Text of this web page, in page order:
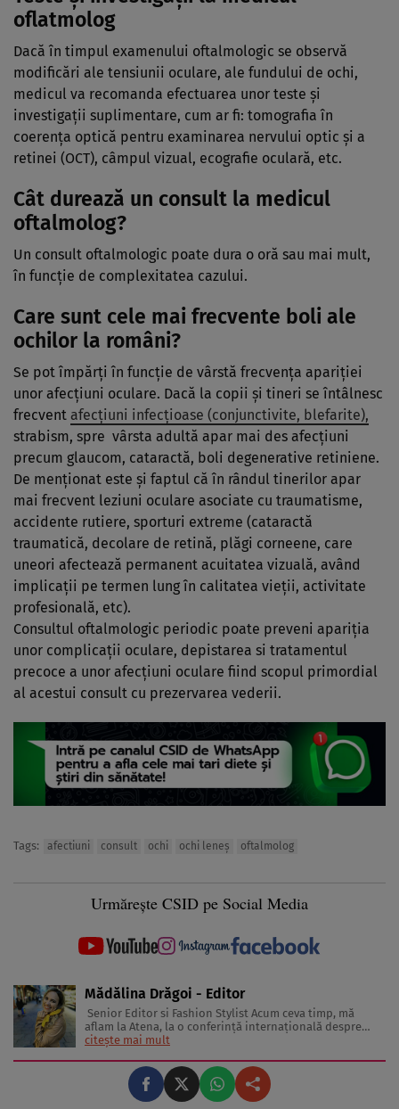
oflatmolog
Dacă în timpul examenului oftalmologic se observă
modificări ale tensiunii oculare, ale fundului de ochi,
medicul va recomanda efectuarea unor teste şi
investigaţii suplimentare, cum ar fi: tomografia în
coerenţa optică pentru examinarea nervului optic şi a
retinei (OCT), câmpul vizual, ecografie oculară, etc.
Cât durează un consult la medicul
oftalmolog?
Un consult oftalmologic poate dura o oră sau mai mult,
în funcţie de complexitatea cazului.
Care sunt cele mai frecvente boli ale
ochilor la români?
Se pot împărţi în funcţie de vârstă frecvenţa apariţiei
unor afecţiuni oculare. Dacă la copii şi tineri se întâlnesc
frecvent afecţiuni infecţioase (conjunctivite, blefarite),
strabism, spre vârsta adultă apar mai des afecţiuni
precum glaucom, cataractă, boli degenerative retiniene.
De menţionat este şi faptul că în rândul tinerilor apar
mai frecvent leziuni oculare asociate cu traumatisme,
accidente rutiere, sporturi extreme (cataractă
traumatică, decolare de retină, plăgi corneene, care
uneori afectează permanent acuitatea vizuală, având
implicaţii pe termen lung în calitatea vieţii, activitate
profesională, etc).
Consultul oftalmologic periodic poate preveni apariţia
unor complicaţii oculare, depistarea si tratamentul
precoce a unor afecţiuni oculare fiind scopul primordial
al acestui consult cu prezervarea vederii.
Tags: afectiuni consult ochi ochi leneş oftalmolog
Urmărește CSID pe Social Media
Mădălina Drăgoi - Editor
Senior Editor si Fashion Stylist Acum ceva timp, mă
aflam la Atena, la o conferinţă internaţională despre
frumuseţe şi industria de profil. În sală erau jurnaliste
Multe dintre ele erau parcă scoase din paginile
revistelor pentru ...
citește mai mult